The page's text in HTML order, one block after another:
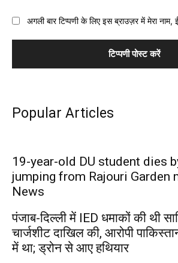
अगली बार टिप्पणी के लिए इस ब्राउज़र में मेरा
Popular Articles
19-year-old DU student dies
jumping from Rajouri Garden
News
पंजाब-दिल्ली में IED धमाकों की थी
चार्जशीट दाखिल की, आरोपी
में था; ड्रोन से आए हथियार